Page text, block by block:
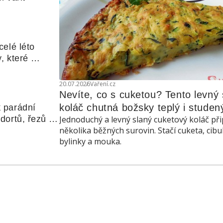
20.07.2026Vaření.cz
Nevíte, co s cuketou? Tento levný
koláč chutná božsky teplý i
Jednoduchý a levný slaný cuketový koláč
několika běžných surovin. Stačí cuketa,
bylinky a mouka.
léto
které
nebo
parádní
řezů a